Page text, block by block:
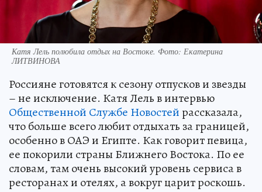
Катя Лель полюбила отдых на Востоке. Фото: Екатерина
ЛИТВИНОВА
Россияне готовятся к сезону отпусков и звезды
– не исключение. Катя Лель в интервью
Общественной Службе Новостейрассказала,
что больше всего любит отдыхать за границей,
особенно в ОАЭ и Египте. Как говорит певица,
ее покорили страны Ближнего Востока. По ее
словам, там очень высокий уровень сервиса в
ресторанах и отелях, а вокруг царит роскошь.